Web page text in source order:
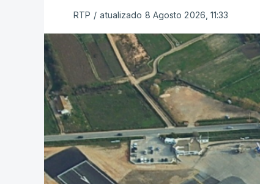
RTP / atualizado 8 Agosto 2026, 11:33